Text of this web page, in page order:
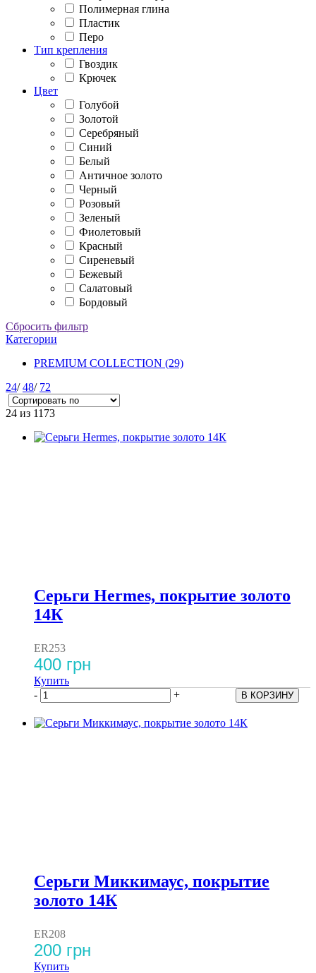
Полимерная глина
Пластик
Перо
Тип крепления
Гвоздик
Крючек
Цвет
Голубой
Золотой
Серебряный
Синий
Белый
Античное золото
Черный
Розовый
Зеленый
Фиолетовый
Красный
Сиреневый
Бежевый
Салатовый
Бордовый
Сбросить фильтр
Категории
PREMIUM COLLECTION (29)
24/48/ 72
24 из 1173
Серьги Hermes, покрытие золото
14К
ER253
400 грн
Купить
-
+
Серьги Миккимаус, покрытие
золото 14К
ER208
200 грн
Купить